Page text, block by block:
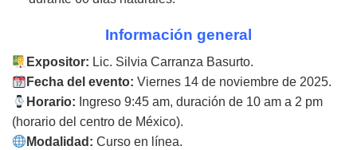
Información general
Expositor: Lic. Silvia Carranza Basurto.
Fecha del evento: Viernes 14 de noviembre de 2025.
Horario: Ingreso 9:45 am, duración de 10 am a 2 pm
(horario del centro de México).
Modalidad: Curso en línea.